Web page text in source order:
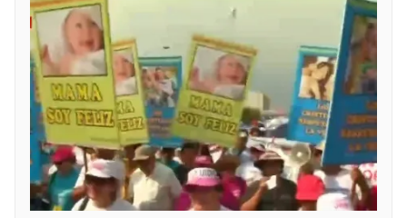
Photo Infographic
Video Shorts video
VTV Money VTV Thể thao
VTV Sức khoẻ Bất động sản